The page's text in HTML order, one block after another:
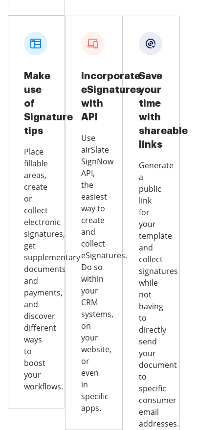
Make
use
of
Signature
tips
Place
fillable
areas,
create
or
collect
electronic
signatures,
get
supplementary
documents
and
payments,
and
discover
different
ways
to
boost
your
workflows.
Incorporate
eSignatures
with
API
Use
airSlate
SignNow
API,
the
easiest
way to
create
and
collect
eSignatures.
Do so
within
your
CRM
systems,
on
your
website,
or
even
in
specific
apps.
Save
your
time
with
shareable
links
Generate
a
public
link
for
your
template
and
collect
signatures
while
not
having
to
directly
send
your
document
to
specific
consumer
email
addresses.